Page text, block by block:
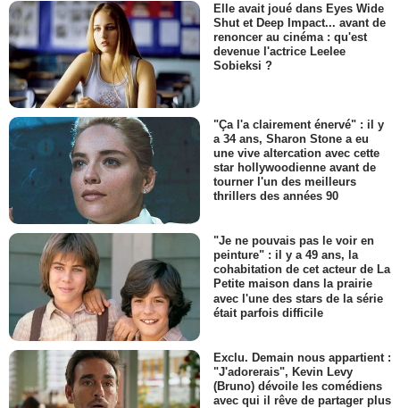
Elle avait joué dans Eyes Wide
Shut et Deep Impact... avant de
renoncer au cinéma : qu'est
devenue l'actrice Leelee
Sobieksi ?
"Ça l'a clairement énervé" : il y
a 34 ans, Sharon Stone a eu
une vive altercation avec cette
star hollywoodienne avant de
tourner l'un des meilleurs
thrillers des années 90
"Je ne pouvais pas le voir en
peinture" : il y a 49 ans, la
cohabitation de cet acteur de La
Petite maison dans la prairie
avec l'une des stars de la série
était parfois difficile
Exclu. Demain nous appartient :
"J'adorerais", Kevin Levy
(Bruno) dévoile les comédiens
avec qui il rêve de partager plus